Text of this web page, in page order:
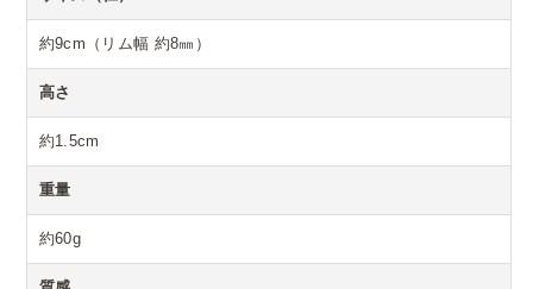
約9cm（リム幅 約8㎜）
高さ
約1.5cm
重量
約60g